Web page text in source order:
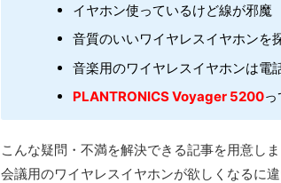
イヤホン使っているけど線が邪魔
音質のいいワイヤレスイヤホンを
音楽用のワイヤレスイヤホンは電
PLANTRONICS Voyager 5200
こんな疑問・不満を解決できる記事を用意し
会議用のワイヤレスイヤホンが欲しくなるに違